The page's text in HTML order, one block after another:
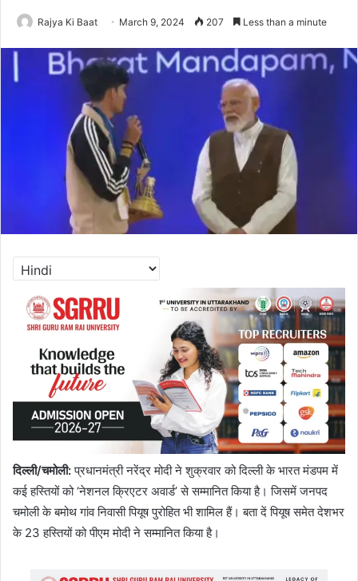
Rajya Ki Baat March 9, 2024 207 Less than a minute
दिल्ली/चमोली:प्रधानमंत्री नरेंद्र मोदी ने शुक्रवार को दिल्ली के भारत मंडपम में
कई हस्तियों को ‘नेशनल क्रिएटर अवार्ड’ से सम्मानित किया है। जिसमें जनपद
चमोली के बमोथ गांव निवासी पियूष पुरोहित भी शामिल हैं। बता दें पियूष समेत देशभर
के 23 हस्तियों को पीएम मोदी ने सम्मानित किया है।